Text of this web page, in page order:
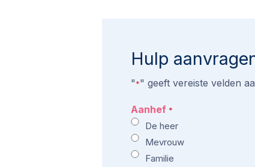
Hulp
"*" geeft vereiste velden
Aanhef *
De heer
Mevrouw
Familie